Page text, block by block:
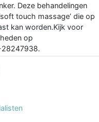
Deze behandelingen
touch massage’ die op
kan worden.Kijk voor
op